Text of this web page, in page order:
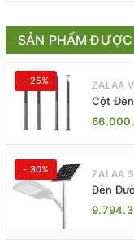
SẢN PHẨM
- 25% ZALAA
Cột
ZSR-
- 30% ZALAA
Đèn
Khiển